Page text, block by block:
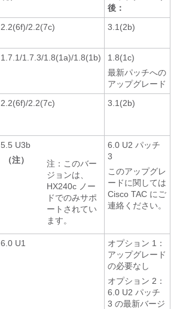
後：
2.2(6f)/2.2(7c) 3.1(2b)
1.7.1/1.7.3/1.8(1a)/1.8(1b)
1.8(1c)
最新パッチへの
アップグレード
2.2(6f)/2.2(7c) 3.1(2b)
5.5 U3b
（注）
注：このバー
ジョンは、
HX240c ノー
ドでのみサポ
ートされてい
ます。
6.0 U2 パッチ
3
このアップグレ
ードに関しては
Cisco TAC にご
連絡ください。
6.0 U1
オプション 1：
アップグレード
の必要なし
オプション 2：
6.0 U2 パッチ
3 の最新バージ